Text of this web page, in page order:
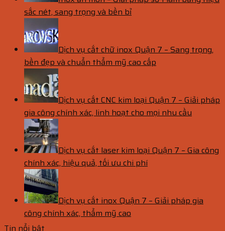
sắc nét, sang trọng và bền bỉ
Dịch vụ cắt chữ inox Quận 7 – Sang trọng,
bền đẹp và chuẩn thẩm mỹ cao cấp
Dịch vụ cắt CNC kim loại Quận 7 – Giải pháp
gia công chính xác, linh hoạt cho mọi nhu cầu
Dịch vụ cắt laser kim loại Quận 7 – Gia công
chính xác, hiệu quả, tối ưu chi phí
Dịch vụ cắt inox Quận 7 – Giải pháp gia
công chính xác, thẩm mỹ cao
Tin nổi bật